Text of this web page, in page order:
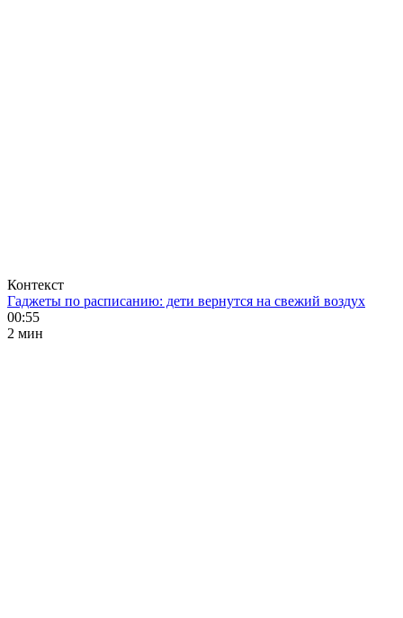
Контекст
Гаджеты по расписанию: дети вернутся на свежий воздух
00:55
2 мин